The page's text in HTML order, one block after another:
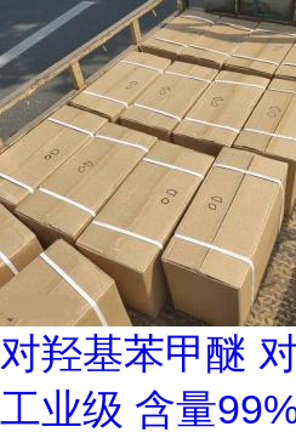
对羟基苯甲醚
工业级 含量